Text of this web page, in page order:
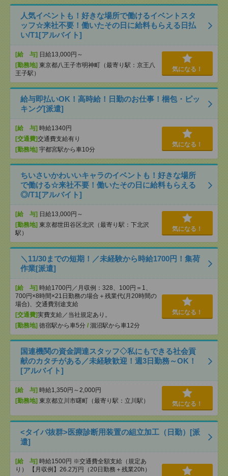
人気イベントも！好きな場所で働けるイベントスタ
ッフ☆来社不要！働いたその日に給料もらえる日払
い/T1[アルバイト]
[給 与] 日給13,000円～
[勤務地] 東京都八王子市明神町（最寄り駅：京王八
王子駅）
気になる！
給与即払いOK！高時給！日勤のお仕事！梱包・ピッ
キング[派遣]
[給 与] 時給1340円
[交通費]交通費支給有り
[勤務地] 宇都宮駅から車10分
気になる！
ちいさいかわいいキャラのイベントも！好きな場所
で働ける☆来社不要！働いたその日に給料もらえる
◎/T1[アルバイト]
[給 与] 日給13,000円～
[勤務地] 東京都世田谷区北沢（最寄り駅：下北沢
駅）
気になる！
＼11/30までの短期！／未経験から時給1700円！集荷
作業[派遣]
[給 与] 時給1700円／月収例：328、100円＝1、
700円×8時間×21日勤務の場合＋残業代(月20時間の
場合)、交通費別途支給
[交通費]実費支給／当社規定あり。
[勤務地] 徳宿駅から車5分 / 涸沼駅から車12分
気になる！
国連機関の資金調達スタッフ◇私にもできる社会貢
献のカタチがある／未経験歓迎！週3日勤務～OK！
[アルバイト]
[給 与] 時給1,350円～2,000円
[勤務地] 東京都立川市曙町（最寄り駅：立川駅） 気になる！
<タイパ抜群>医療診断用装置の組立加工（日勤）[派
遣]
[給 与] 時給1500円 ※交通費全額支給（規定あ
り） 【月収例】26.2万円（20日勤務＋残業20h）